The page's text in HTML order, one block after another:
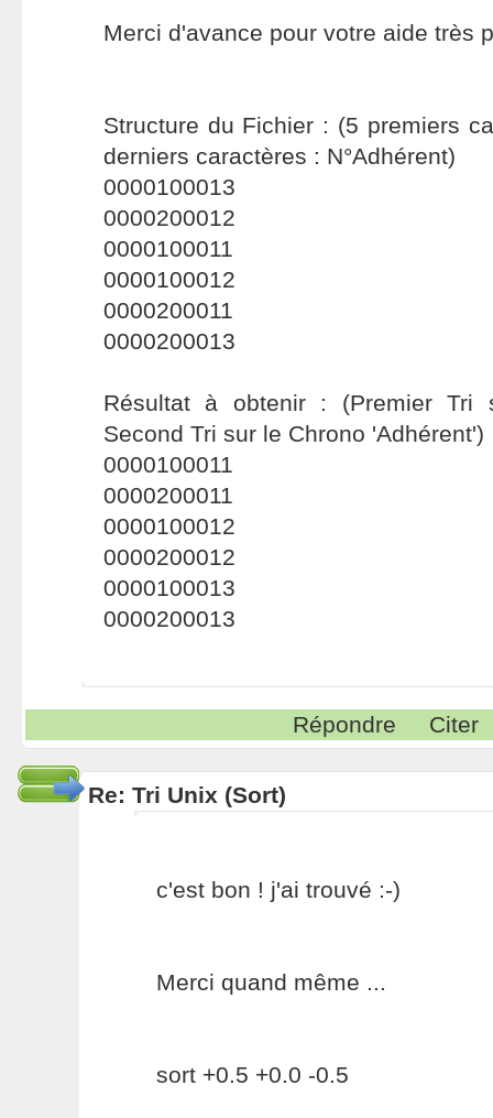
Merci d'avance pour votre aide très
Structure du Fichier : (5 premiers
derniers caractères : N°Adhérent)
0000100013
0000200012
0000100011
0000100012
0000200011
0000200013
Résultat à obtenir : (Premier Tri
Second Tri sur le Chrono 'Adhérent')
0000100011
0000200011
0000100012
0000200012
0000100013
0000200013
Répondre Citer
Re: Tri Unix (Sort)
c'est bon ! j'ai trouvé :-)
Merci quand même ...
sort +0.5 +0.0 -0.5